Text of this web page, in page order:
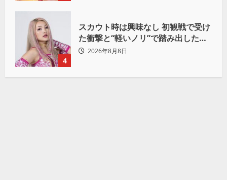
4
スカウト時は興味なし 初観戦で受け
た衝撃と“軽いノリ”で踏み出したプ
ロレスへの道
2026年8月8日